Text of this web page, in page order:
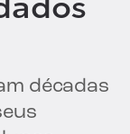
décadas